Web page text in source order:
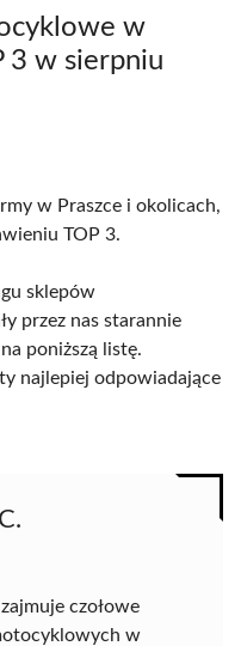
w
3 w sierpniu
w Praszce i okolicach,
TOP 3.
sklepów
przez nas starannie
poniższą listę.
najlepiej odpowiadające
zajmuje czołowe
w